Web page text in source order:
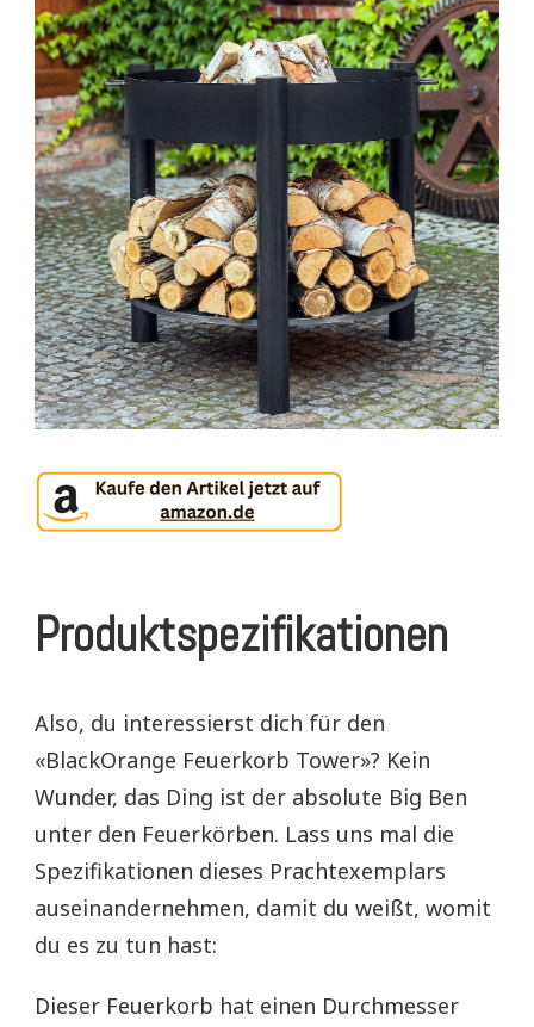
Produktspezifikationen
Also, du interessierst dich für den
«BlackOrange Feuerkorb Tower»? Kein
Wunder, das Ding ist der absolute Big Ben
unter den Feuerkörben. Lass uns mal die
Spezifikationen dieses Prachtexemplars
auseinandernehmen, damit du weißt, womit
du es zu tun hast:
Dieser Feuerkorb hat einen Durchmesser